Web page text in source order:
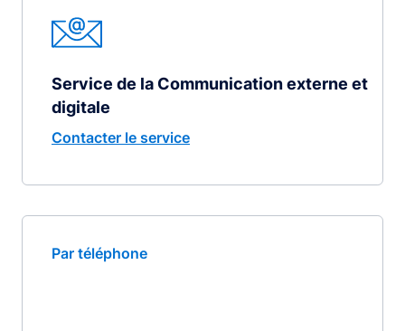
Service de la Communication externe et
digitale
Contacter le service
Par téléphone